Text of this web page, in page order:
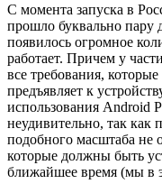
С момента запуска в
прошло буквально пару
появилось огромное
работает. Причем у
все требования,
предъявляет к
использования Android
неудивительно, так как
подобного масштаба не
которые должны быть
ближайшее время (мы в